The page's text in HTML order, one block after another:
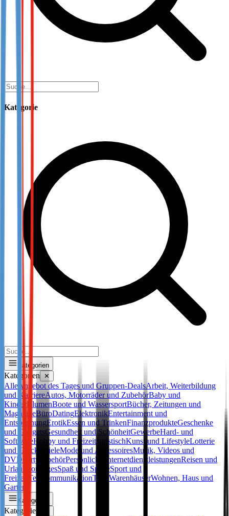
Kategorie
Kategorien
Kategorien ✕
Alle Angebot des Tages und Gruppen-DealsArbeit, Weiterbildung
und KarriereAutos, Motorräder und ZubehörBaby und
KinderBlumenBoote und WassersportBücher, Zeitungen und
MagazineBüroDatingElektronikEntertainment und
EntspannungErotikEssen und TrinkenFinanzprodukteGeschenke
und GadgetsGesundheit und SchönheitGewerbeHard- und
SoftwareHobby und FreizeitJuristischKunst und LifestyleLotterie
und GlücksspieleMode und AccessoiresMusik, Videos und
DVDPartyzubehörPersönliche InternetdienstleistungenReisen und
Urlaub
SonstigesSpaß und SpieleSport und
Freizeit
TelekommunikationTiere WarenhäuserWohnen, Haus und
Garten
Kategorien
Kategorien